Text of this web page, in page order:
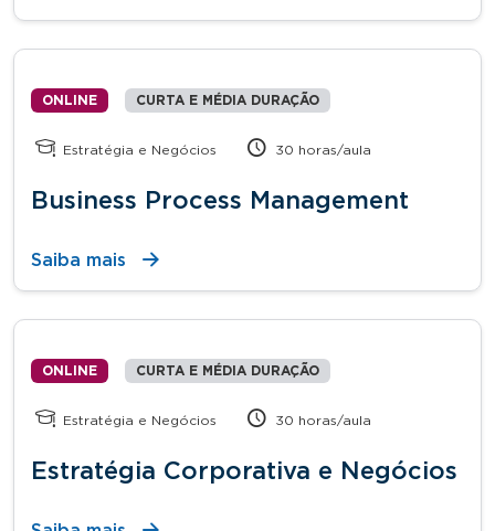
ONLINE CURTA E MÉDIA DURAÇÃO
Estratégia e Negócios 30 horas/aula
Business Process Management
Saiba mais
ONLINE CURTA E MÉDIA DURAÇÃO
Estratégia e Negócios 30 horas/aula
Estratégia Corporativa e Negócios